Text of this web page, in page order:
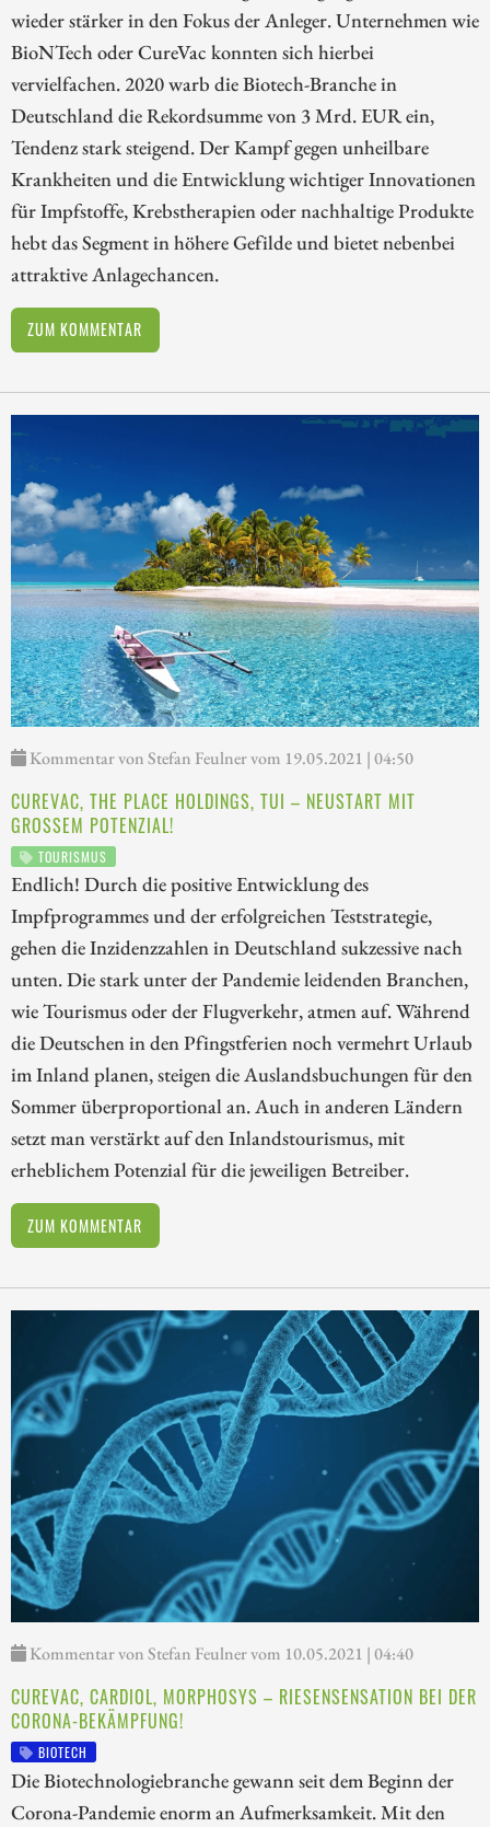
wieder stärker in den Fokus der Anleger. Unternehmen wie
BioNTech oder CureVac konnten sich hierbei
vervielfachen. 2020 warb die Biotech-Branche in
Deutschland die Rekordsumme von 3 Mrd. EUR ein,
Tendenz stark steigend. Der Kampf gegen unheilbare
Krankheiten und die Entwicklung wichtiger Innovationen
für Impfstoffe, Krebstherapien oder nachhaltige Produkte
hebt das Segment in höhere Gefilde und bietet nebenbei
attraktive Anlagechancen.
ZUM KOMMENTAR
Kommentar von Stefan Feulner vom 19.05.2021 | 04:50
CUREVAC, THE PLACE HOLDINGS, TUI – NEUSTART MIT
GROSSEM POTENZIAL!
TOURISMUS
Endlich! Durch die positive Entwicklung des
Impfprogrammes und der erfolgreichen Teststrategie,
gehen die Inzidenzzahlen in Deutschland sukzessive nach
unten. Die stark unter der Pandemie leidenden Branchen,
wie Tourismus oder der Flugverkehr, atmen auf. Während
die Deutschen in den Pfingstferien noch vermehrt Urlaub
im Inland planen, steigen die Auslandsbuchungen für den
Sommer überproportional an. Auch in anderen Ländern
setzt man verstärkt auf den Inlandstourismus, mit
erheblichem Potenzial für die jeweiligen Betreiber.
ZUM KOMMENTAR
Kommentar von Stefan Feulner vom 10.05.2021 | 04:40
CUREVAC, CARDIOL, MORPHOSYS – RIESENSENSATION BEI DER
CORONA-BEKÄMPFUNG!
BIOTECH
Die Biotechnologiebranche gewann seit dem Beginn der
Corona-Pandemie enorm an Aufmerksamkeit. Mit den